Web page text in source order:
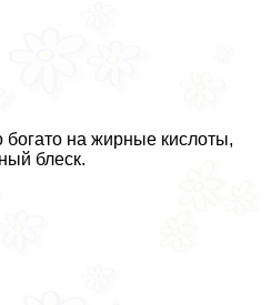
на жирные кислоты,
блеск.